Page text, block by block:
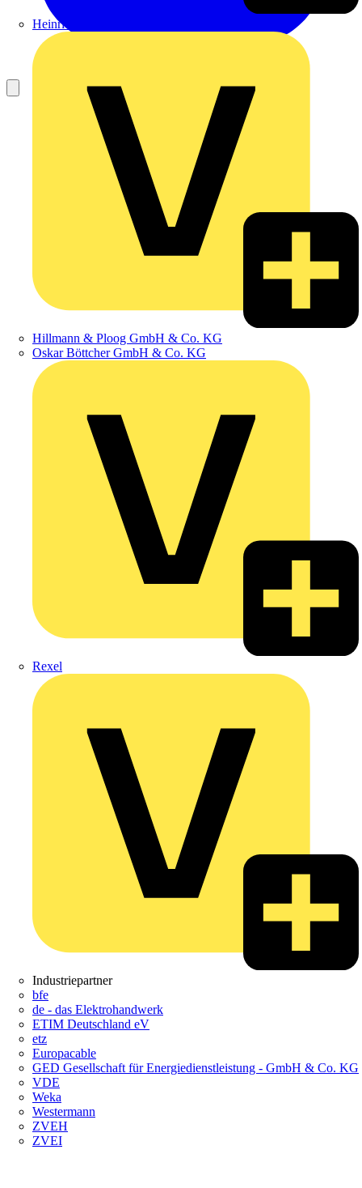
Heinrich Häusler GmbH
Hillmann & Ploog GmbH & Co. KG
Oskar Böttcher GmbH & Co. KG
Rexel
Industriepartner
bfe
de - das Elektrohandwerk
ETIM Deutschland eV
etz
Europacable
GED Gesellschaft für Energiedienstleistung - GmbH & Co. KG
VDE
Weka
Westermann
ZVEH
ZVEI